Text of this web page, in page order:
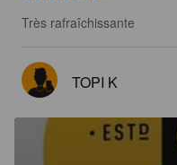
Très rafraîchissante
TOPI K